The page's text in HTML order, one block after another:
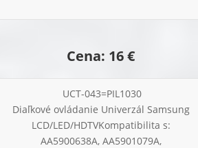
Cena: 16 €
UCT-043=PIL1030
Diaľkové ovládanie Univerzál Samsung
LCD/LED/HDTVKompatibilita s:
AA5900638A, AA5901079A,